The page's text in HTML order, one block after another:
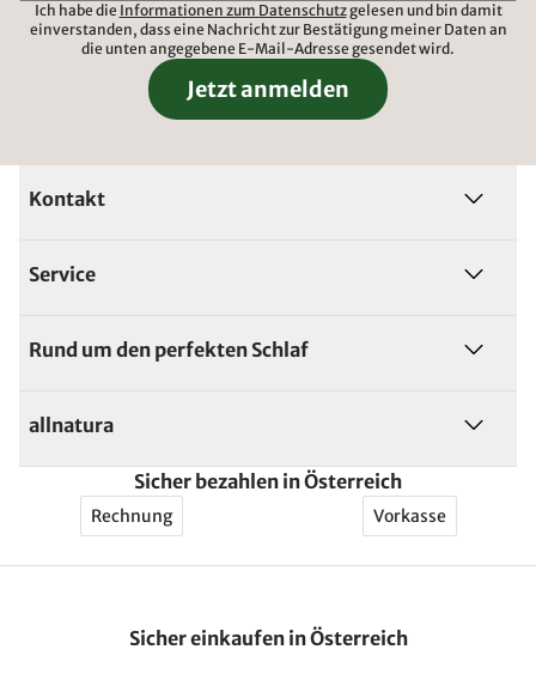
Ich habe die Informationen zum Datenschutzgelesen und bin damit
einverstanden, dass eine Nachricht zur Bestätigung meiner Daten an
die unten angegebene E-Mail-Adresse gesendet wird.
Jetzt anmelden
Kontakt
Service
Rund um den perfekten Schlaf
allnatura
Sicher bezahlen in Österreich
Rechnung Vorkasse
Sicher einkaufen in Österreich